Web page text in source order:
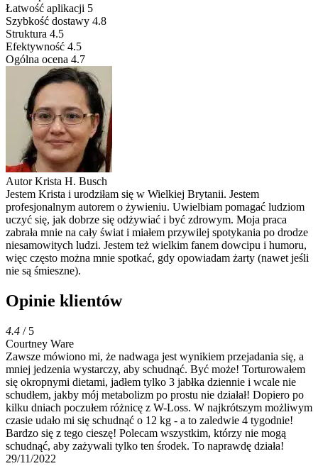
Łatwość aplikacji 5
Szybkość dostawy 4.8
Struktura 4.5
Efektywność 4.5
Ogólna ocena 4.7
Autor Krista H. Busch
Jestem Krista i urodziłam się w Wielkiej Brytanii. Jestem
profesjonalnym autorem o żywieniu. Uwielbiam pomagać ludziom
uczyć się, jak dobrze się odżywiać i być zdrowym. Moja praca
zabrała mnie na cały świat i miałem przywilej spotykania po drodze
niesamowitych ludzi. Jestem też wielkim fanem dowcipu i humoru,
więc często można mnie spotkać, gdy opowiadam żarty (nawet jeśli
nie są śmieszne).
Opinie klientów
4.4 / 5
Courtney Ware
Zawsze mówiono mi, że nadwaga jest wynikiem przejadania się, a
mniej jedzenia wystarczy, aby schudnąć. Być może! Torturowałem
się okropnymi dietami, jadłem tylko 3 jabłka dziennie i wcale nie
schudłem, jakby mój metabolizm po prostu nie działał! Dopiero po
kilku dniach poczułem różnicę z W-Loss. W najkrótszym możliwym
czasie udało mi się schudnąć o 12 kg - a to zaledwie 4 tygodnie!
Bardzo się z tego cieszę! Polecam wszystkim, którzy nie mogą
schudnąć, aby zażywali tylko ten środek. To naprawdę działa!
29/11/2022